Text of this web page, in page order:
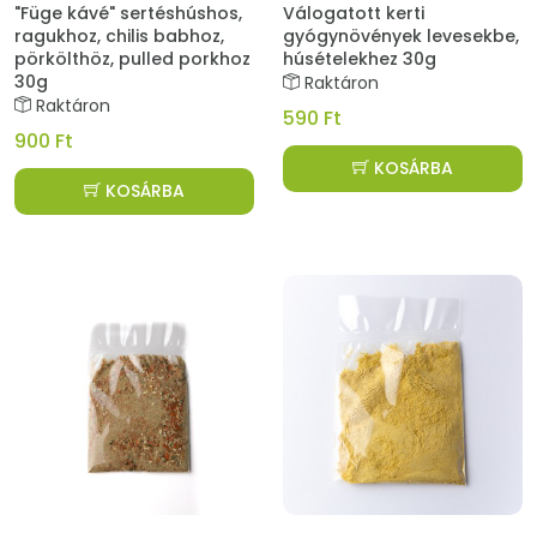
"Füge kávé" sertéshúshos,
ragukhoz, chilis babhoz,
pörkölthöz, pulled porkhoz
30g
Raktáron
900 Ft
KOSÁRBA
Válogatott kerti
gyógynövények levesekbe,
húsételekhez 30g
Raktáron
590 Ft
KOSÁRBA